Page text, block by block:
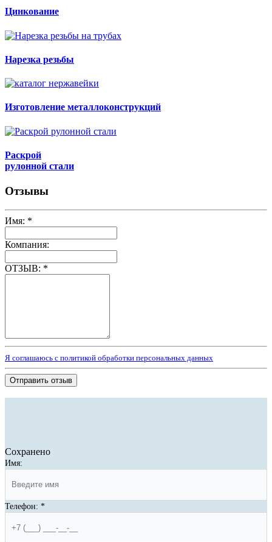
Цинкование
Нарезка резьбы
Изготовление металлоконструкций
Раскрой
рулонной стали
Отзывы
Имя: *
Компания:
ОТЗЫВ: *
Я соглашаюсь с политикой обработки персональных данных
Отправить отзыв
Сохранено
Имя:
Телефон: *